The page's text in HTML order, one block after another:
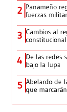
2 Panameño
fuerzas
3 Cambios al
constitucional
4 De las redes
bajo la lupa
5 Abelardo de
que